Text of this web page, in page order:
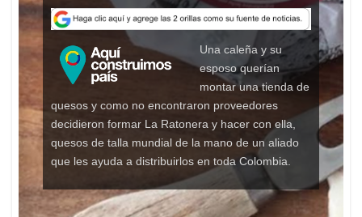
Una caleña y su
esposo querían
montar una tienda de
quesos y como no encontraron proveedores
decidieron formar La Ratonera y hacer con ella,
quesos de talla mundial de la mano de un aliado
que les ayuda a distribuirlos en toda Colombia.